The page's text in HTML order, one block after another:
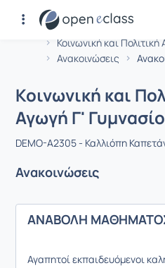
Αρχική Σελίδα
Κοινωνική και
Ανακοινώσεις
Μάθημα :
Κοινωνική και
Αγωγή Γ'
DEMO-A2305 - Καλλιόπη
Ανακοινώσεις
ΑΝΑΒΟΛΗ
Αγαπητοί εκπαιδευόμενοι